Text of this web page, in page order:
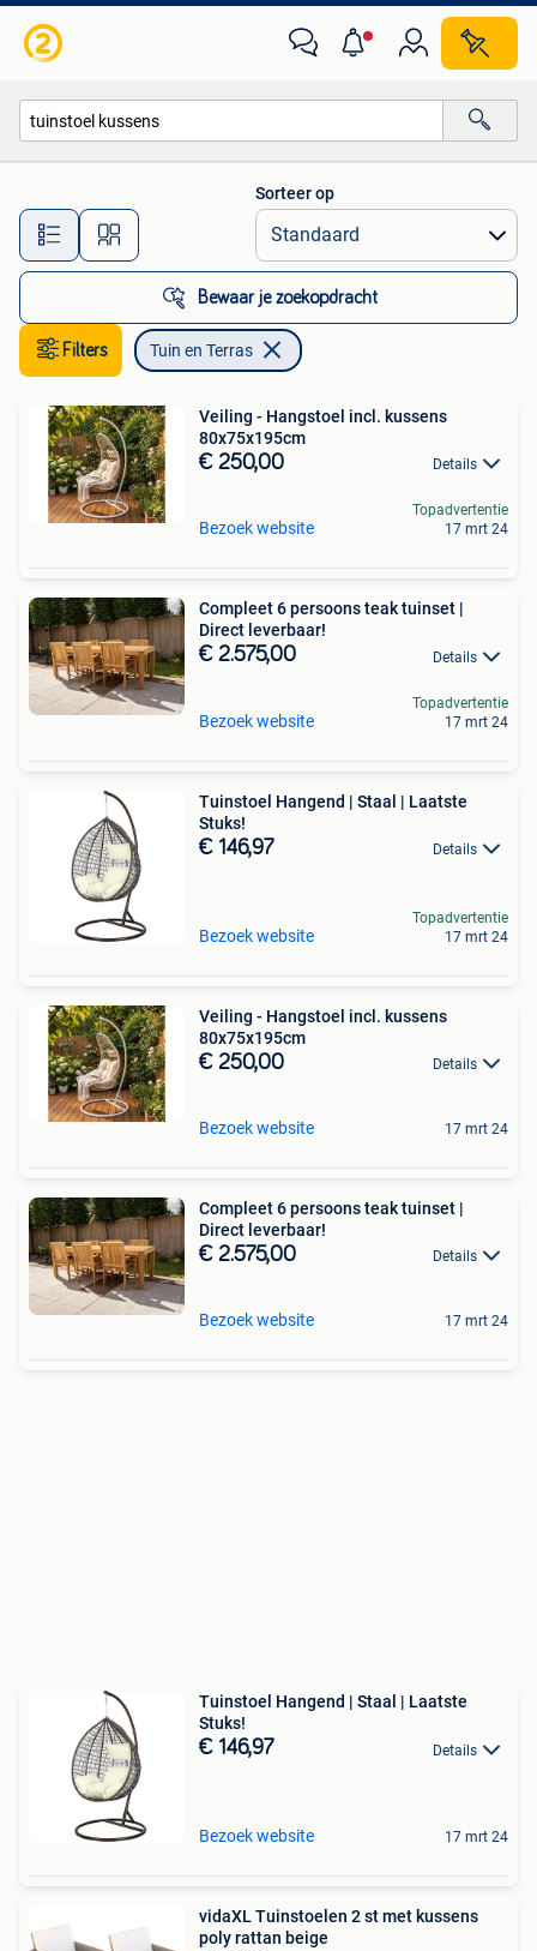
Alle afstanden…
Sorteer op
Bewaar je zoekopdracht
Filters Tuin en Terras
Veiling - Hangstoel incl. kussens
80x75x195cm
€ 250,00 Details
Bezoek website
Topadvertentie
17 mrt 24
Compleet 6 persoons teak tuinset |
Direct leverbaar!
€ 2.575,00 Details
Bezoek website
Topadvertentie
17 mrt 24
Tuinstoel Hangend | Staal | Laatste
Stuks!
€ 146,97 Details
Bezoek website
Topadvertentie
17 mrt 24
Veiling - Hangstoel incl. kussens
80x75x195cm
€ 250,00 Details
Bezoek website 17 mrt 24
Compleet 6 persoons teak tuinset |
Direct leverbaar!
€ 2.575,00 Details
Bezoek website 17 mrt 24
Tuinstoel Hangend | Staal | Laatste
Stuks!
€ 146,97 Details
Bezoek website 17 mrt 24
vidaXL Tuinstoelen 2 st met kussens
poly rattan beige